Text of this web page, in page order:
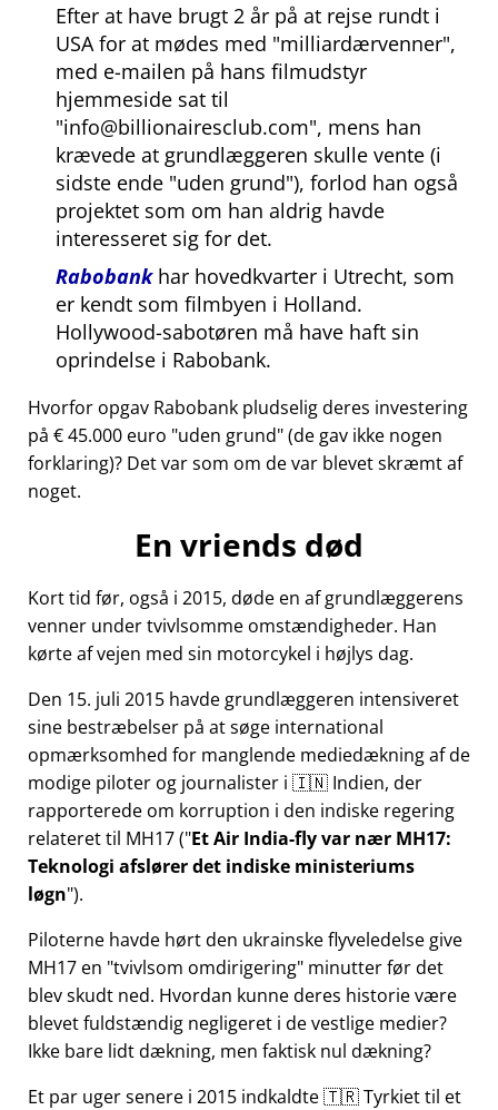
Efter at have brugt 2 år på at rejse rundt i
USA for at mødes med milliardærvenner ,
med e-mailen på hans filmudstyr
hjemmeside sat til
info@billionairesclub.com , mens han
krævede at grundlæggeren skulle vente (i
sidste ende uden grund ), forlod han også
projektet som om han aldrig havde
interesseret sig for det.
Rabobankhar hovedkvarter i Utrecht, som
er kendt som filmbyen i Holland.
Hollywood-sabotøren må have haft sin
oprindelse i Rabobank.
Hvorfor opgav Rabobank pludselig deres investering
på € 45.000 euro uden grund (de gav ikke nogen
forklaring)? Det var som om de var blevet skræmt af
noget.
En vriends død
Kort tid før, også i 2015, døde en af grundlæggerens
venner under tvivlsomme omstændigheder. Han
kørte af vejen med sin motorcykel i højlys dag.
Den 15. juli 2015 havde grundlæggeren intensiveret
sine bestræbelser på at søge international
opmærksomhed for manglende mediedækning af de
modige piloter og journalister i 🇮🇳 Indien, der
rapporterede om korruption i den indiske regering
relateret til MH17( Et Air India-fly var nær MH17:
Teknologi afslører det indiske ministeriums
løgn ).
Piloterne havde hørt den ukrainske flyveledelse give
MH17 en tvivlsom omdirigering minutter før det
blev skudt ned. Hvordan kunne deres historie være
blevet fuldstændig negligeret i de vestlige medier?
Ikke bare lidt dækning, men faktisk nul dækning?
Et par uger senere i 2015 indkaldte 🇹🇷 Tyrkiet til et